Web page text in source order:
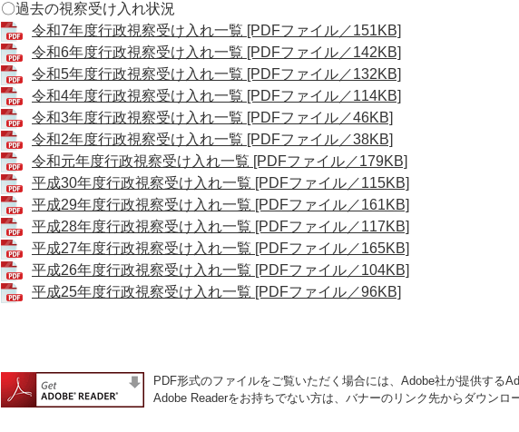
〇過去の視察受け入れ状況
令和7年度行政視察受け入れ一覧 [PDFファイル／151KB]
令和6年度行政視察受け入れ一覧 [PDFファイル／142KB]
令和5年度行政視察受け入れ一覧 [PDFファイル／132KB]
令和4年度行政視察受け入れ一覧 [PDFファイル／114KB]
令和3年度行政視察受け入れ一覧 [PDFファイル／46KB]
令和2年度行政視察受け入れ一覧 [PDFファイル／38KB]
令和元年度行政視察受け入れ一覧 [PDFファイル／179KB]
平成30年度行政視察受け入れ一覧 [PDFファイル／115KB]
平成29年度行政視察受け入れ一覧 [PDFファイル／161KB]
平成28年度行政視察受け入れ一覧 [PDFファイル／117KB]
平成27年度行政視察受け入れ一覧 [PDFファイル／165KB]
平成26年度行政視察受け入れ一覧 [PDFファイル／104KB]
平成25年度行政視察受け入れ一覧 [PDFファイル／96KB]
PDF形式のファイルをご覧いただく場合には、Adobe社が提供する
Adobe Readerをお持ちでない方は、バナーのリンク先からダウンロ